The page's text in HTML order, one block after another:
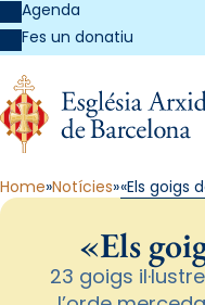
Agenda
Fes un donatiu
Home Notícies «Els goigs
«Els
23 goigs